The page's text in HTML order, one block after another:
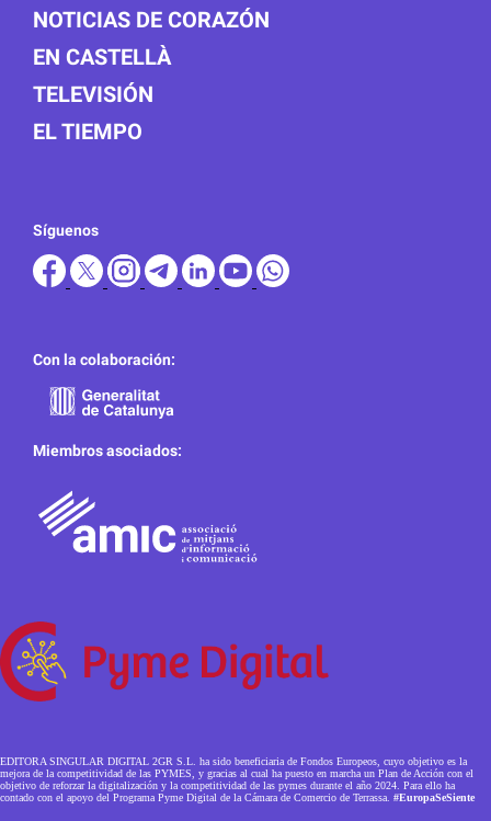
NOTICIAS DE CORAZÓN
EN CASTELLÀ
TELEVISIÓN
EL TIEMPO
Síguenos
Con la colaboración:
Miembros asociados:
EDITORA SINGULAR DIGITAL 2GR S.L. ha sido beneficiaria de Fondos Europeos, cuyo objetivo es la
mejora de la competitividad de las PYMES, y gracias al cual ha puesto en marcha un Plan de Acción con el
objetivo de reforzar la digitalización y la competitividad de las pymes durante el año 2024. Para ello ha
contado con el apoyo del Programa Pyme Digital de la Cámara de Comercio de Terrassa. #EuropaSeSiente